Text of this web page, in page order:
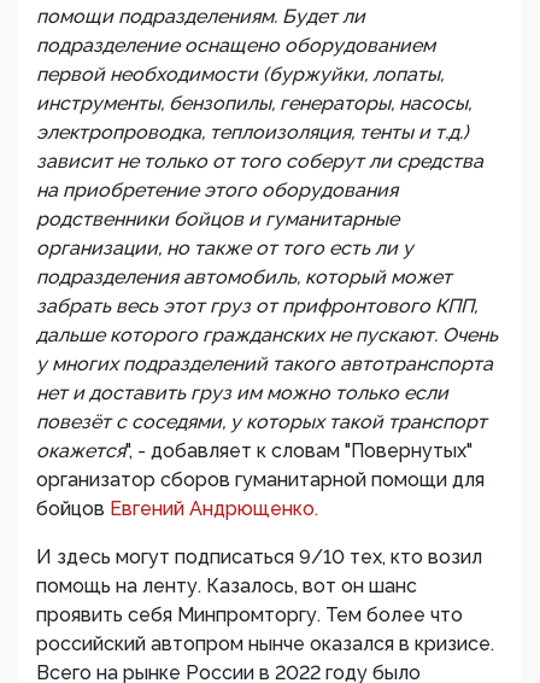
помощи подразделениям. Будет ли
подразделение оснащено оборудованием
первой необходимости (буржуйки, лопаты,
инструменты, бензопилы, генераторы, насосы,
электропроводка, теплоизоляция, тенты и т.д.)
зависит не только от того соберут ли средства
на приобретение этого оборудования
родственники бойцов и гуманитарные
организации, но также от того есть ли у
подразделения автомобиль, который может
забрать весь этот груз от прифронтового КПП,
дальше которого гражданских не пускают. Очень
у многих подразделений такого автотранспорта
нет и доставить груз им можно только если
повезëт с соседями, у которых такой транспорт
окажется", - добавляет к словам "Повернутых"
организатор сборов гуманитарной помощи для
бойцов Евгений Андрющенко.
И здесь могут подписаться 9/10 тех, кто возил
помощь на ленту. Казалось, вот он шанс
проявить себя Минпромторгу. Тем более что
российский автопром нынче оказался в кризисе.
Всего на рынке России в 2022 году было